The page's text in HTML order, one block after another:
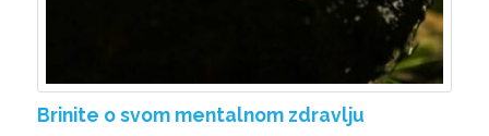
Brinite o svom mentalnom zdravlju